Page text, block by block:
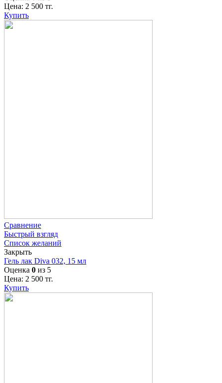
Цена: 2 500 тг.
Купить
Сравнение
Быстрый взгляд
Список желаний
Закрыть
Гель лак Diva 032, 15 мл
Оценка 0 из 5
Цена: 2 500 тг.
Купить